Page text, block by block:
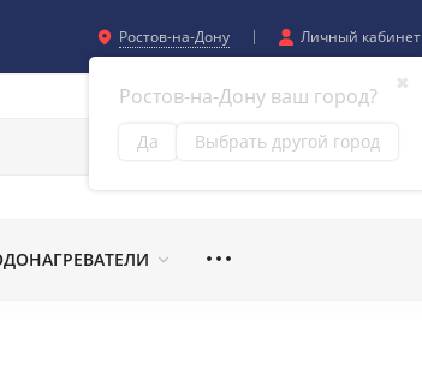
Ростов-на-Дону
✖
Ростов-на-Дону ваш город?
Да Выбрать другой город
Личный кабинет